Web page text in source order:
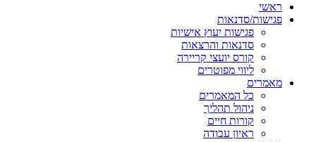
ראשי
פגישות/סדנאות
פגישות יעוץ אישיות
סדנאות והרצאות
קורס יועצי קריירה
ליווי מפוטרים
מאמרים
כל המאמרים
ניהול תהליך
קורות חיים
ראיון עבודה